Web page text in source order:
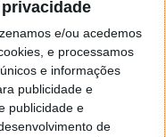
e/ou acedemos
e processamos
e informações
publicidade e
publicidade e
de